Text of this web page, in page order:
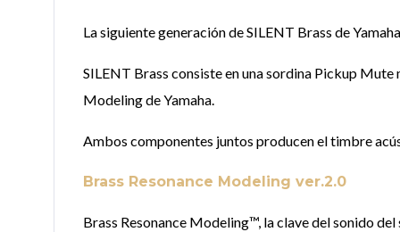
La siguiente generación de SILENT Brass de
SILENT Brass consiste en una sordina Pickup
Modeling de Yamaha.
Ambos componentes juntos producen el timbre
Brass Resonance Modeling ver.2.0
Brass Resonance Modeling™, la clave del sonido